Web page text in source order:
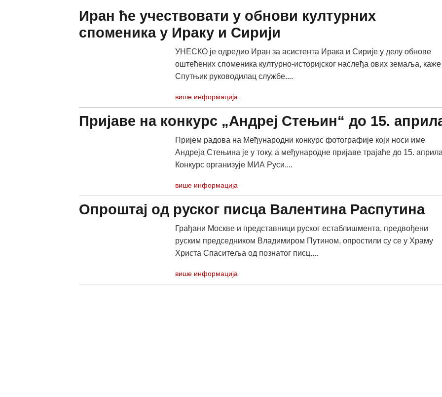
Иран ће учествовати у обнови културних
споменика у Ираку и Сирији
УНЕСКО је одредио Иран за асистента Ирака и Сирије у делу обнове
оштећених споменика културно-историјског наслеђа ових земаља, каже
Спутњик руководилац службе....
више информација
Пријаве на конкурс „Андреј Стењин“ до 15.
Пријем радова на Међународни конкурс фотографије који носи име
Андреја Стењина је у току, а међународне пријаве трајаће до 15.
Конкурс организује МИА Руси....
више информација
Опроштај од руског писца Валентина Распутина
Грађани Москве и представници руског естаблишмента, предвођени
руским председником Владимиром Путином, опростили су се у Храму
Христа Спаситеља од познатог писц....
више информација